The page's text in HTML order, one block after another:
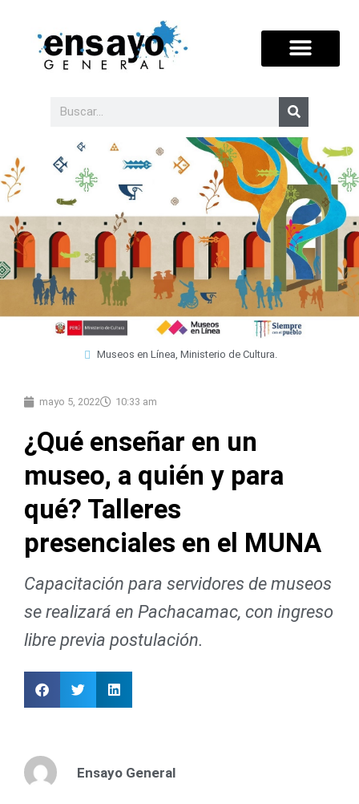
Museos en Línea, Ministerio de Cultura.
mayo 5, 2022 10:33 am
¿Qué enseñar en un
museo, a quién y para
qué? Talleres
presenciales en el MUNA
Capacitación para servidores de museos
se realizará en Pachacamac, con ingreso
libre previa postulación.
Ensayo General